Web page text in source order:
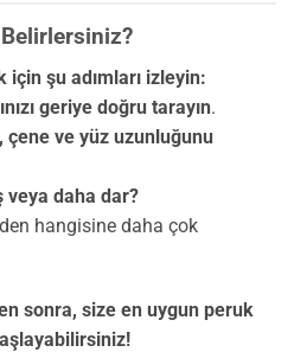
şu adımları izleyin:
geriye doğru tarayın.
çene ve yüz uzunluğunu
veya daha dar?
hangisine daha çok
sonra, size en uygun peruk